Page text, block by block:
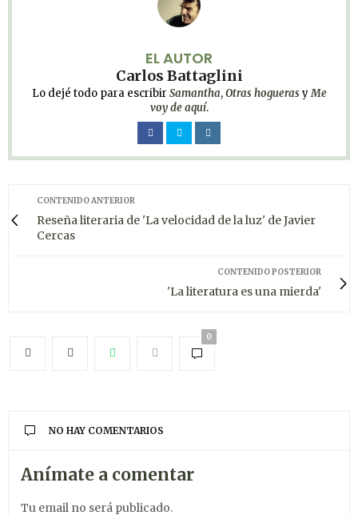
EL AUTOR
Carlos Battaglini
Lo dejé todo para escribir Samantha,Otras hogueras yMe
voy de aquí.
CONTENIDO ANTERIOR
Reseña literaria de 'La velocidad de la luz' de Javier
Cercas
CONTENIDO POSTERIOR
'La literatura es una mierda'
0
NO HAY COMENTARIOS
Anímate a comentar
Tu email no será publicado.